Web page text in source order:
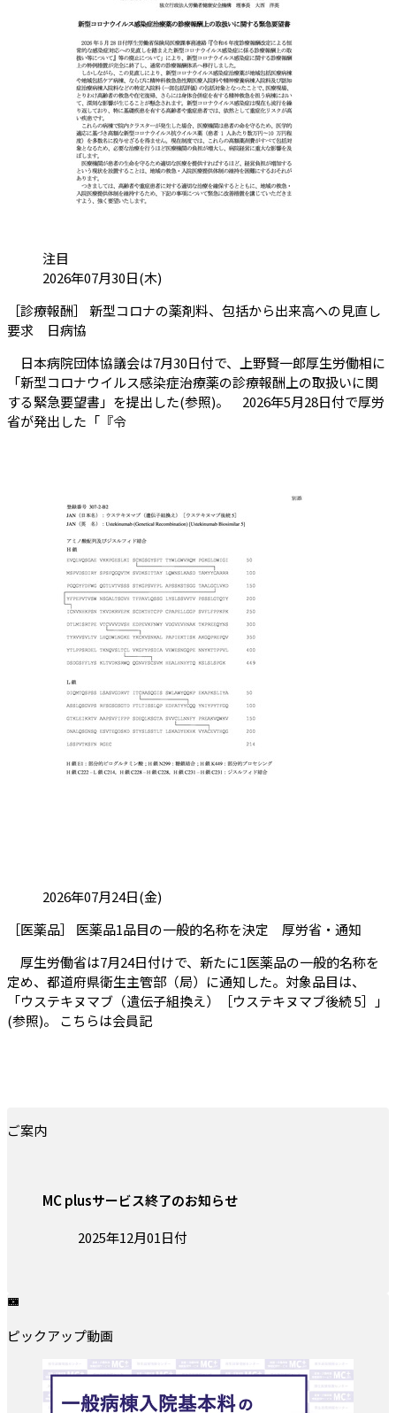
カテゴリ:
注目
投稿日:2026年07月30日(木)
［診療報酬］ 新型コロナの薬剤料、包括から出来高への見直し
要求 日病協
日本病院団体協議会は7月30日付で、上野賢一郎厚生労働相に
「新型コロナウイルス感染症治療薬の診療報酬上の取扱いに関
する緊急要望書」を提出した(参照)。 2026年5月28日付で厚労
省が発出した「『令
投稿日:2026年07月24日(金)
［医薬品］ 医薬品1品目の一般的名称を決定 厚労省・通知
厚生労働省は7月24日付けで、新たに1医薬品の一般的名称を
定め、都道府県衛生主管部（局）に通知した。対象品目は、
「ウステキヌマブ（遺伝子組換え）［ウステキヌマブ後続 5］」
(参照)。 こちらは会員記
ご案内
MC plusサービス終了のお知らせ
投稿日:2025年12月01日付
ピックアップ動画